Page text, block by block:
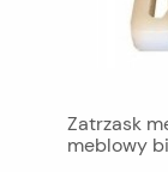
Zatrzask
meblowy